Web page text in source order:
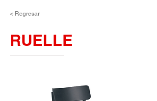
< Regresar
RUELLE